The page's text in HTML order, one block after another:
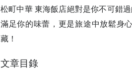
松町中華 東海飯店絕對是你不可錯
滿足你的味蕾，更是旅途中放鬆身
藏！
文章目錄